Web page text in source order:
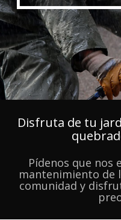
Empresa de
Disfruta de tu
Pídenos que nos
mantenimiento de
comunidad y